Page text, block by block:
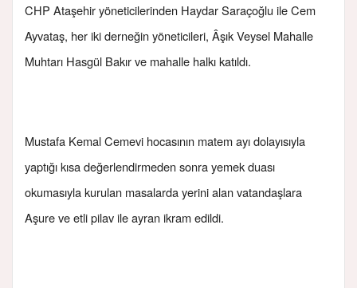
CHP Ataşehir yöneticilerinden Haydar Saraçoğlu ile Cem
Ayvataş, her iki derneğin yöneticileri, Âşık Veysel Mahalle
Muhtarı Hasgül Bakır ve mahalle halkı katıldı.
Mustafa Kemal Cemevi hocasının matem ayı dolayısıyla
yaptığı kısa değerlendirmeden sonra yemek duası
okumasıyla kurulan masalarda yerini alan vatandaşlara
Aşure ve etli pilav ile ayran ikram edildi.